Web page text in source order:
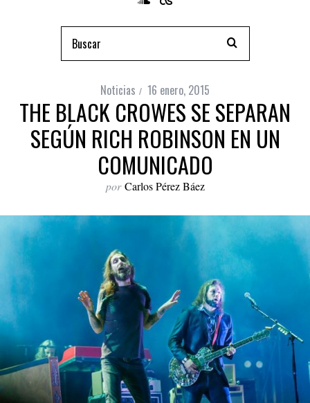
Noticias 16 enero, 2015
THE BLACK CROWES SE SEPARAN
SEGÚN RICH ROBINSON EN UN
COMUNICADO
por Carlos Pérez Báez